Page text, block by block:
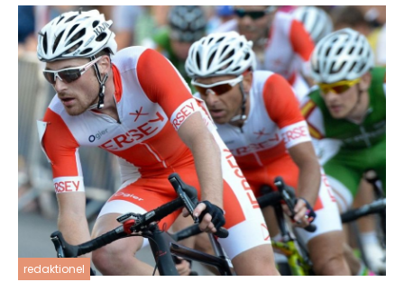
redaktionel